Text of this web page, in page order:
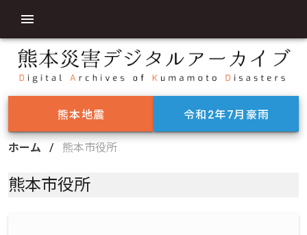
熊本地震 令和2年7月豪雨
ホーム / 熊本市役所
熊本市役所